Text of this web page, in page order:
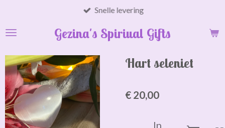
naar
hoofdinhoud
Gezina's Spiriual Gifts
Snelle levering
Hart seleniet
€ 20,00
In